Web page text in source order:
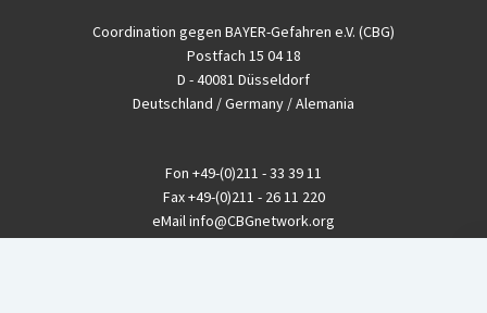
Coordination gegen BAYER-Gefahren e.V. (CBG)
Postfach 15 04 18
D - 40081 Düsseldorf
Deutschland / Germany / Alemania
Fon +49-(0)211 - 33 39 11
Fax+49-(0)211 - 26 11 220
eMailinfo@CBGnetwork.org